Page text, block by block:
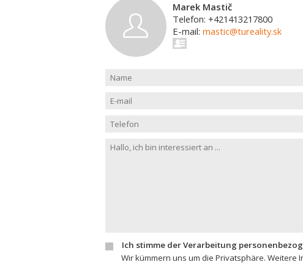
Marek Mastič
Telefon: +421413217800
E-mail: mastic@tureality.sk
Ich stimme der Verarbeitung
Wir kümmern uns um die Privatsphäre. Weitere